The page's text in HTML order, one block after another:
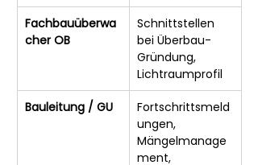
Fachbauüberwa
cher OB
Schnittstellen
bei Überbau-
Gründung,
Lichtraumprofil
Bauleitung / GU
Fortschrittsmeld
ungen,
Mängelmanage
ment,